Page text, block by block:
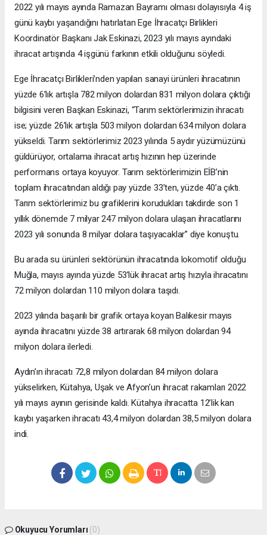
2022 yılı mayıs ayında Ramazan Bayramı olması dolayısıyla 4 iş
günü kaybı yaşandığını hatırlatan Ege İhracatçı Birlikleri
Koordinatör Başkanı Jak Eskinazi, 2023 yılı mayıs ayındaki
ihracat artışında 4 işgünü farkının etkili olduğunu söyledi.
Ege İhracatçı Birlikleri’nden yapılan sanayi ürünleri ihracatının
yüzde 6’lık artışla 782 milyon dolardan 831 milyon dolara çıktığı
bilgisini veren Başkan Eskinazi, “Tarım sektörlerimizin ihracatı
ise; yüzde 26’lık artışla 503 milyon dolardan 634 milyon dolara
yükseldi. Tarım sektörlerimiz 2023 yılında 5 aydır yüzümüzünü
güldürüyor, ortalama ihracat artış hızının hep üzerinde
performans ortaya koyuyor. Tarım sektörlerimizin EİB’nin
toplam ihracatından aldığı pay yüzde 33’ten, yüzde 40’a çıktı.
Tarım sektörlerimiz bu grafiklerini korudukları takdirde son 1
yıllık dönemde 7 milyar 247 milyon dolara ulaşan ihracatlarını
2023 yılı sonunda 8 milyar dolara taşıyacaklar” diye konuştu.
Bu arada su ürünleri sektörünün ihracatında lokomotif olduğu
Muğla, mayıs ayında yüzde 53’lük ihracat artış hızıyla ihracatını
72 milyon dolardan 110 milyon dolara taşıdı.
2023 yılında başarılı bir grafik ortaya koyan Balıkesir mayıs
ayında ihracatını yüzde 38 artırarak 68 milyon dolardan 94
milyon dolara ilerledi.
Aydın’ın ihracatı 72,8 milyon dolardan 84 milyon dolara
yükselirken, Kütahya, Uşak ve Afyon’un ihracat rakamları 2022
yılı mayıs ayının gerisinde kaldı. Kütahya ihracatta 12’lik kan
kaybı yaşarken ihracatı 43,4 milyon dolardan 38,5 milyon dolara
indi.
Okuyucu Yorumları (0)